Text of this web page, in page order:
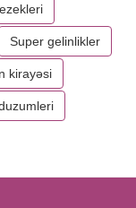
Super gelinlikler
kirayəsi